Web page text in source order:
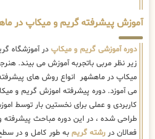
آموزش پیشرفته گریم و میکاپ در
دوره آموزشی گریم و میکاپ در آموزشگاه
زیر نظر مربی باتجربه آموزش می بیند.
میکاپ در ماهشهر انواع روش های پیشرفته
می آموزد. دوره پیشرفته اموزش گریم و
کاربردی و عملی برای نخستین بار توسط
طراحی شده ، در این دوره مباحث پیشرفته
فعالان در رشته گریم به طور کامل و در